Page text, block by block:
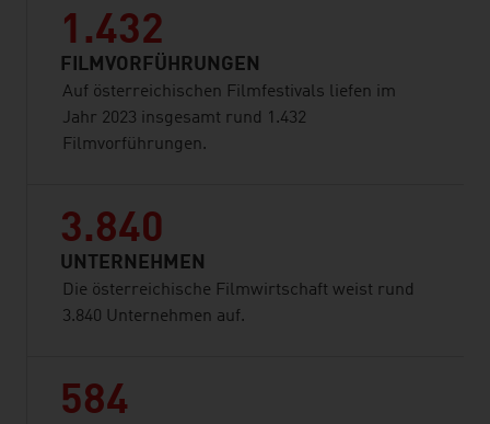
1.432
FILMVORFÜHRUNGEN
Auf österreichischen Filmfestivals liefen im
Jahr 2023 insgesamt rund 1.432
Filmvorführungen.
3.840
UNTERNEHMEN
Die österreichische Filmwirtschaft weist rund
3.840 Unternehmen auf.
584